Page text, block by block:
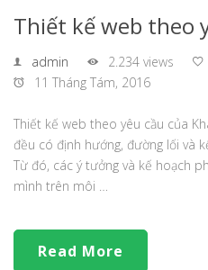
Thiết kế web theo
admin 2.234 views
11 Tháng Tám, 2016
Thiết kế web theo yêu cầu của
đều có định hướng, đường lối và
Từ đó, các ý tưởng và kế hoạch
mình trên môi …
Read More